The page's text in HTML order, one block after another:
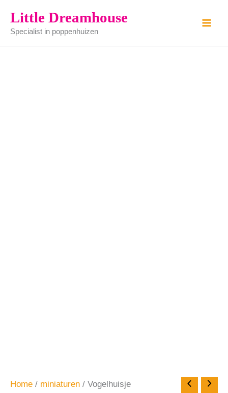
naar
inhoud
Little Dreamhouse
Specialist in poppenhuizen
Home / miniaturen / Vogelhuisje
aantal